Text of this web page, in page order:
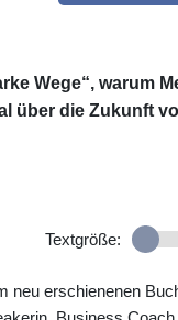
Wege“, warum
über die Zukunft
Textgröße:
erschienenen